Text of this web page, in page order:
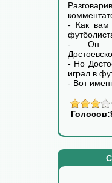
- Как вам
- Он
- Но
играл в
- Вот